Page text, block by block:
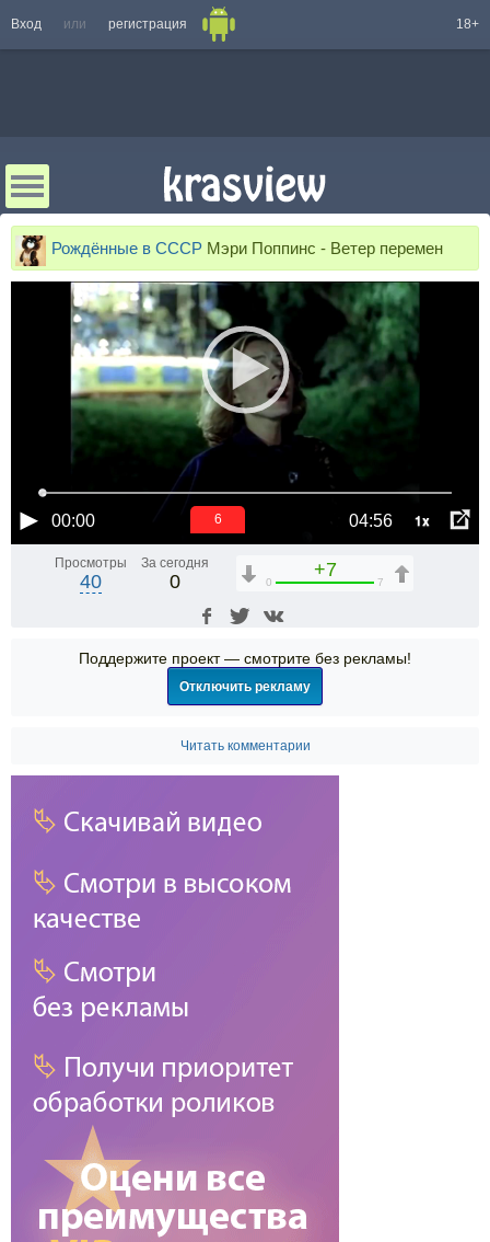
Вход или регистрация 18+
Рождённые в СССР Мэри Поппинс - Ветер перемен
00:00 04:56 1x
5
Просмотры
40
За сегодня
0
+7
0 7
Поддержите проект — смотрите без рекламы!
Отключить рекламу
Читать комментарии